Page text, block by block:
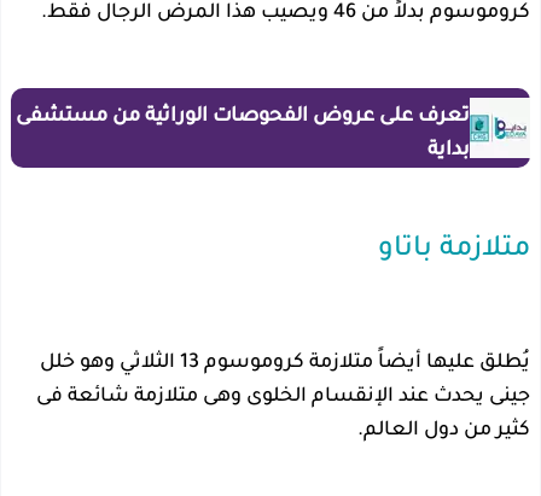
كروموسوم بدلاً من 46 ويصيب هذا المرض الرجال فقط.
تعرف على عروض الفحوصات الوراثية من مستشفى
بداية
متلازمة باتاو
يُطلق عليها أيضاً متلازمة كروموسوم 13 الثلاثي وهو خلل
جينى يحدث عند الإنقسام الخلوى وهى متلازمة شائعة فى
كثير من دول العالم.